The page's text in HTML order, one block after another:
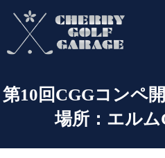
第10回CGGコンペ
場所：エルム